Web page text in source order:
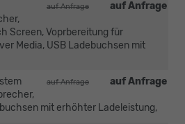
auf Anfrage
auf Anfrage
Screen, Voprbereitung für
Media, USB Ladebuchsen mit
auf Anfrage
auf Anfrage
mit erhöhter Ladeleistung,